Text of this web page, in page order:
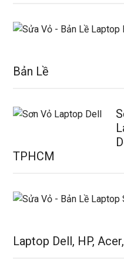
Bản Lề
TPHCM
Laptop Dell, HP,